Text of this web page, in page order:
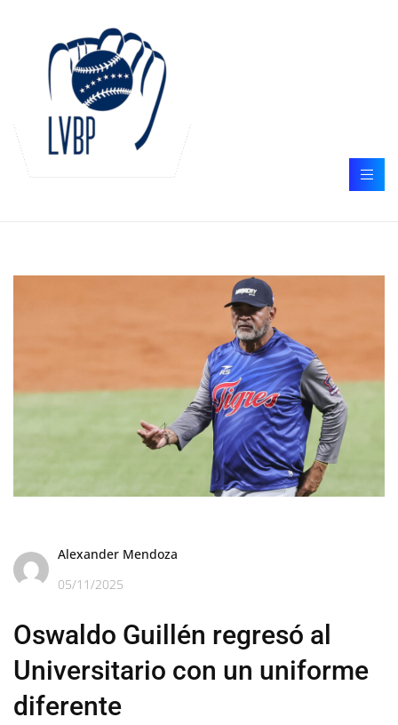
Alexander Mendoza
05/11/2025
Oswaldo Guillén regresó al
Universitario con un uniforme
diferente